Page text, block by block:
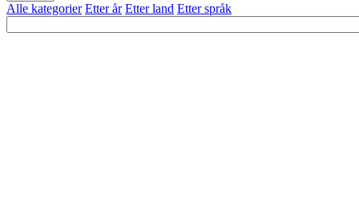
Alle kategorier Etter år Etter land Etter språk